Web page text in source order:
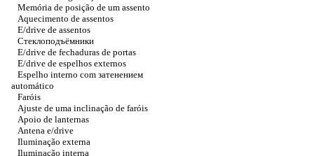
Memória de posição de um assento
Aquecimento de assentos
E/drive de assentos
Стеклоподъёмники
E/drive de fechaduras de portas
E/drive de espelhos externos
Espelho interno com затенением
automático
Faróis
Ajuste de uma inclinação de faróis
Apoio de lanternas
Antena e/drive
Iluminação externa
Iluminação interna